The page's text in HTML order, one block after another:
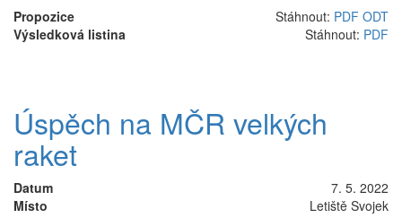
Propozice
Stáhnout: PDF ODT
Výsledková listina
Stáhnout: PDF
Úspěch na MČR velkých
raket
Datum
7. 5. 2022
Místo
Letiště Svojek